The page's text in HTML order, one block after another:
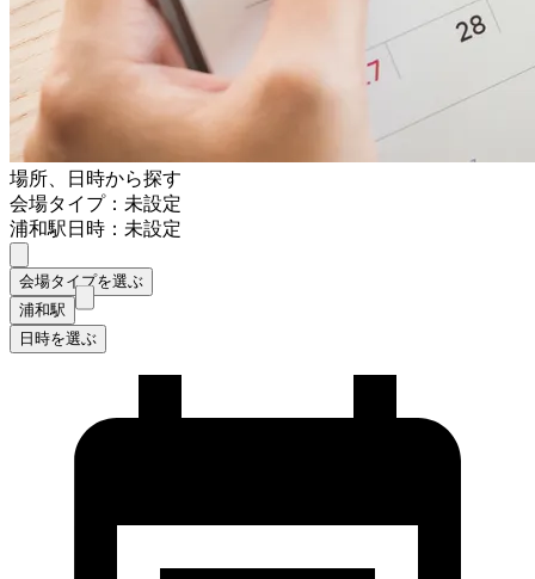
場所、日時から探す
会場タイプ：未設定
浦和駅日時：未設定
会場タイプを選ぶ
浦和駅
日時を選ぶ